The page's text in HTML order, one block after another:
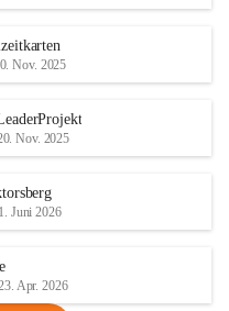
Nov. 2025
Nov. 2025
1. Juni 2026
Apr. 2026